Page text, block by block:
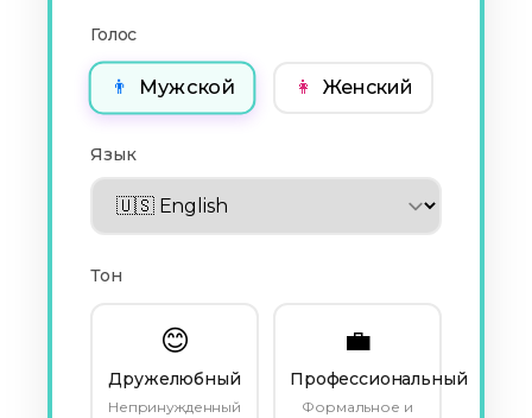
Голос
👨 Мужской 👩 Женский
Язык
Тон
😊
Дружелюбный
Непринужденный
💼
Профессиональный
Формальное и